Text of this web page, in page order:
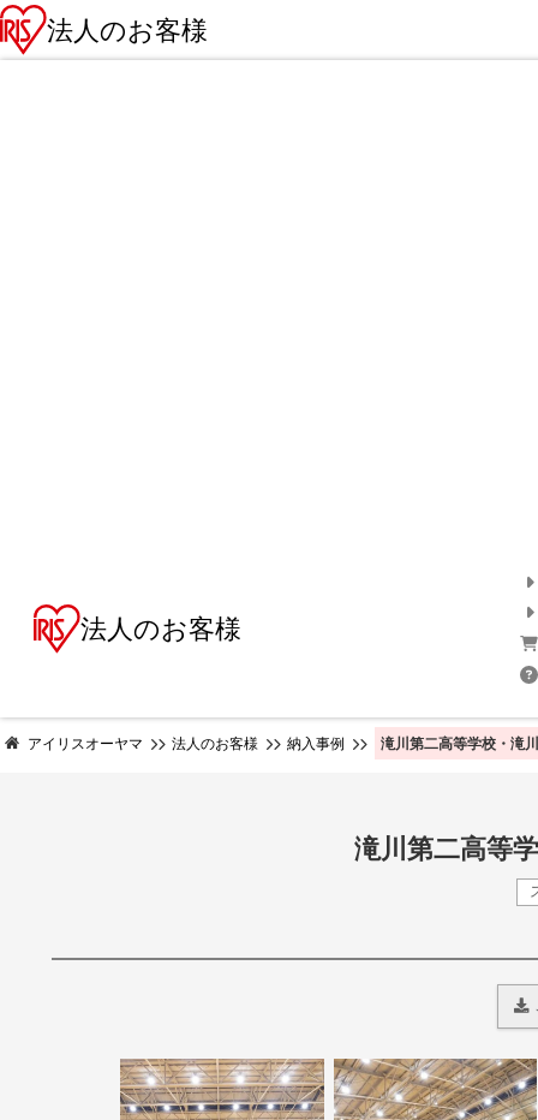
法人のお客様
法人のお客様
アイリスオーヤマ 法人のお客様 納入事例 滝川第二高等学校・滝
滝川第二高等